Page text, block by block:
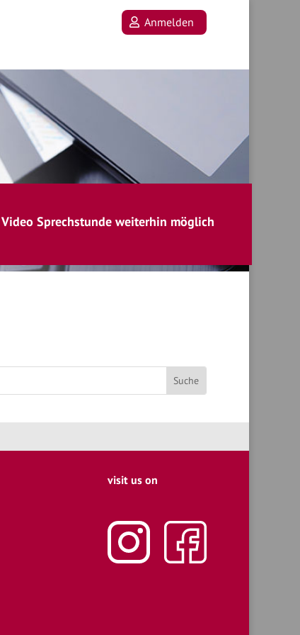
Anmelden
Video Sprechstunde weiterhin möglich
visit us on